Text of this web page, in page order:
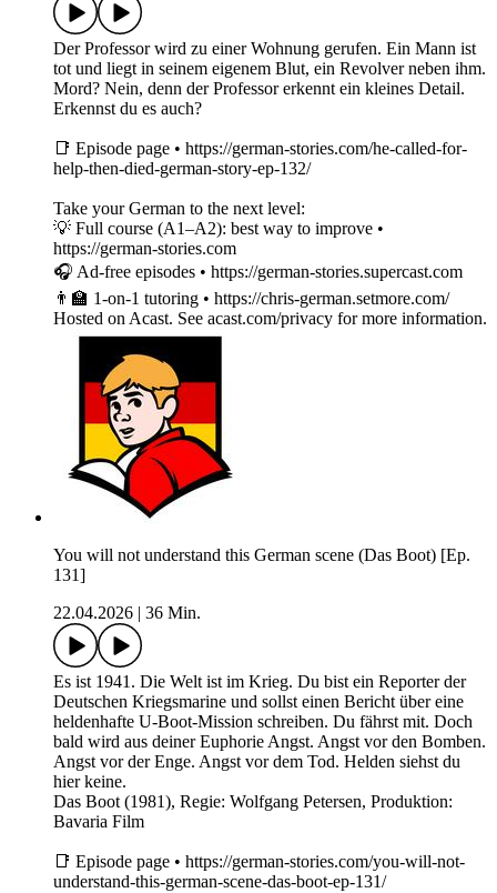
Der Professor wird zu einer Wohnung gerufen. Ein Mann ist
tot und liegt in seinem eigenem Blut, ein Revolver neben ihm.
Mord? Nein, denn der Professor erkennt ein kleines Detail.
Erkennst du es auch?
📑 Episode page • https://german-stories.com/he-called-for-
help-then-died-german-story-ep-132/
Take your German to the next level:
💡 Full course (A1–A2): best way to improve •
https://german-stories.com
🎧 Ad-free episodes • https://german-stories.supercast.com
👨‍🏫 1-on-1 tutoring • https://chris-german.setmore.com/
Hosted on Acast. See acast.com/privacy for more information.
You will not understand this German scene (Das Boot) [Ep.
131]
22.04.2026
36 Min.
Es ist 1941. Die Welt ist im Krieg. Du bist ein Reporter der
Deutschen Kriegsmarine und sollst einen Bericht über eine
heldenhafte U-Boot-Mission schreiben. Du fährst mit. Doch
bald wird aus deiner Euphorie Angst. Angst vor den Bomben.
Angst vor der Enge. Angst vor dem Tod. Helden siehst du
hier keine.
Das Boot (1981), Regie: Wolfgang Petersen, Produktion:
Bavaria Film
📑 Episode page • https://german-stories.com/you-will-not-
understand-this-german-scene-das-boot-ep-131/